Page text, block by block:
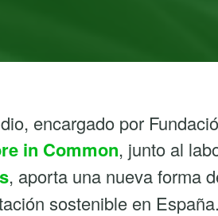
encargado por
in Common, junto al
, aporta una nueva forma
sostenible en España.